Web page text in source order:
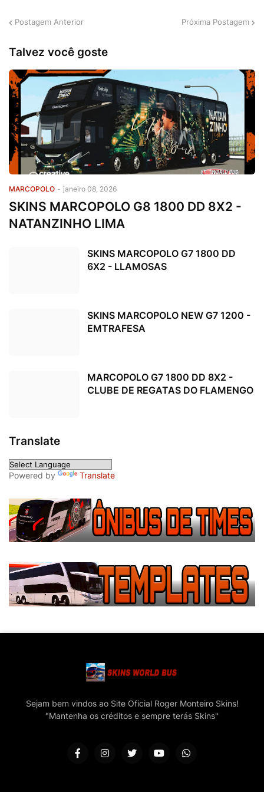
Postagem Anterior Próxima Postagem
Talvez você goste
MARCOPOLO - janeiro 08, 2026
SKINS MARCOPOLO G8 1800 DD 8X2 -
NATANZINHO LIMA
SKINS MARCOPOLO G7 1800 DD
6X2 - LLAMOSAS
SKINS MARCOPOLO NEW G7 1200 -
EMTRAFESA
MARCOPOLO G7 1800 DD 8X2 -
CLUBE DE REGATAS DO FLAMENGO
Translate
Powered by Translate
Sejam bem vindos ao Site Oficial Roger Monteiro Skins!
"Mantenha os créditos e sempre terás Skins"